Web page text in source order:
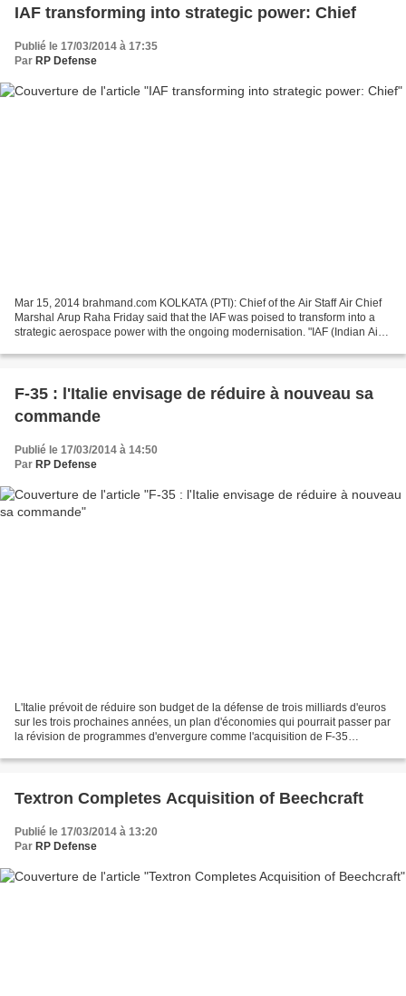
IAF transforming into strategic power: Chief
Publié le 17/03/2014 à 17:35
Par RP Defense
Mar 15, 2014 brahmand.com KOLKATA (PTI): Chief of the Air Staff Air Chief
Marshal Arup Raha Friday said that the IAF was poised to transform into a
strategic aerospace power with the ongoing modernisation. "IAF (Indian Air
F-35 : l'Italie envisage de réduire à nouveau sa
commande
Publié le 17/03/2014 à 14:50
Par RP Defense
L'Italie prévoit de réduire son budget de la défense de trois milliards d'euros
sur les trois prochaines années, un plan d'économies qui pourrait passer par
la révision de programmes d'envergure comme l'acquisition de F-35
Textron Completes Acquisition of Beechcraft
Publié le 17/03/2014 à 13:20
Par RP Defense